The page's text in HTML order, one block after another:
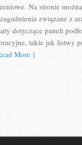
Na stronie
związane z
dotyczące paneli
takie jak listwy
More ]